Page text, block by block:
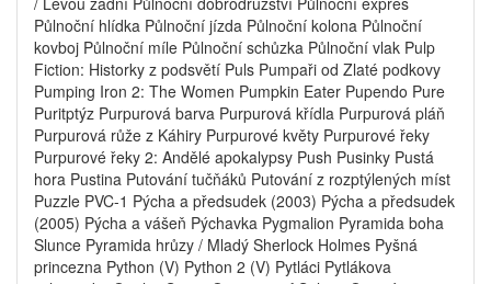
Půlnoční hlídka Půlnoční jízda Půlnoční kolona Půlnoční
kovboj Půlnoční míle Půlnoční schůzka Půlnoční vlak Pulp
Fiction: Historky z podsvětí Puls Pumpaři od Zlaté podkovy
Pumping Iron 2: The Women Pumpkin Eater Pupendo Pure
Puritptýz Purpurová barva Purpurová křídla Purpurová pláň
Purpurová růže z Káhiry Purpurové květy Purpurové řeky
Purpurové řeky 2: Andělé apokalypsy Push Pusinky Pustá
hora Pustina Putování tučňáků Putování z rozptýlených míst
Puzzle PVC-1 Pýcha a předsudek (2003) Pýcha a předsudek
(2005) Pýcha a vášeň Pýchavka Pygmalion Pyramida boha
Slunce Pyramida hrůzy / Mladý Sherlock Holmes Pyšná
princezna Python (V) Python 2 (V) Pytláci Pytlákova